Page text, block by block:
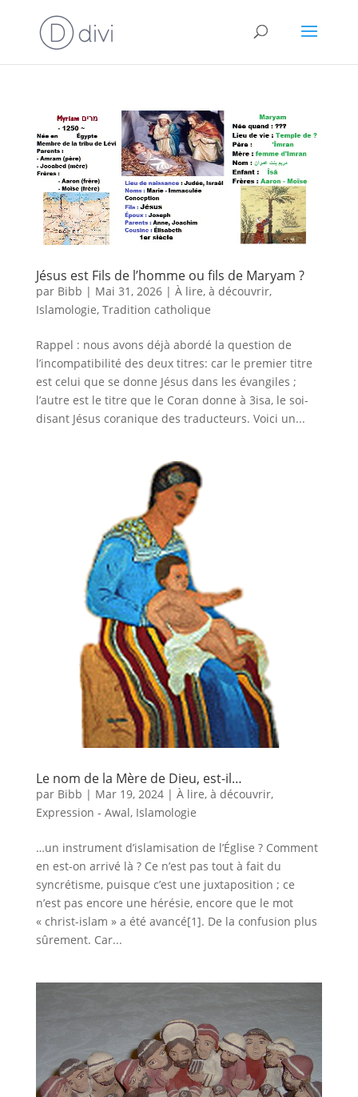
Jésus est Fils de l’homme ou fils de Maryam ?
par Bibb | Mai 31, 2026| À lire, à découvrir,
Islamologie, Tradition catholique
Rappel : nous avons déjà abordé la question de
l’incompatibilité des deux titres: car le premier titre
est celui que se donne Jésus dans les évangiles ;
l’autre est le titre que le Coran donne à 3isa, le soi-
disant Jésus coranique des traducteurs. Voici un...
Le nom de la Mère de Dieu, est-il…
par Bibb | Mar 19, 2024| À lire, à découvrir,
Expression - Awal, Islamologie
…un instrument d’islamisation de l’Église ? Comment
en est-on arrivé là ? Ce n’est pas tout à fait du
syncrétisme, puisque c’est une juxtaposition ; ce
n’est pas encore une hérésie, encore que le mot
« christ-islam » a été avancé[1]. De la confusion plus
sûrement. Car...